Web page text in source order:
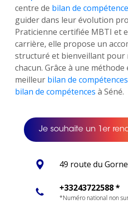
centre de bilan de
guider dans leur évolution
Praticienne certifiée MBTI et
carrière, elle propose un
structuré et bienveillant pour
chacun. Grâce à une
meilleur bilan de compétences
bilan de compétences à Séné.
Je souhaite un 1er
49 route du
+33243722588 *
*Numéro national non